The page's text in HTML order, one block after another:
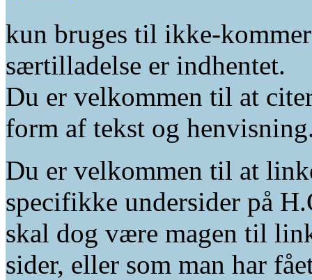
kun bruges til ikke-
særtilladelse er indhentet.
Du er velkommen til at
form af tekst og
Du er velkommen til at
specifikke undersider på
skal dog være magen til
sider, eller som man har